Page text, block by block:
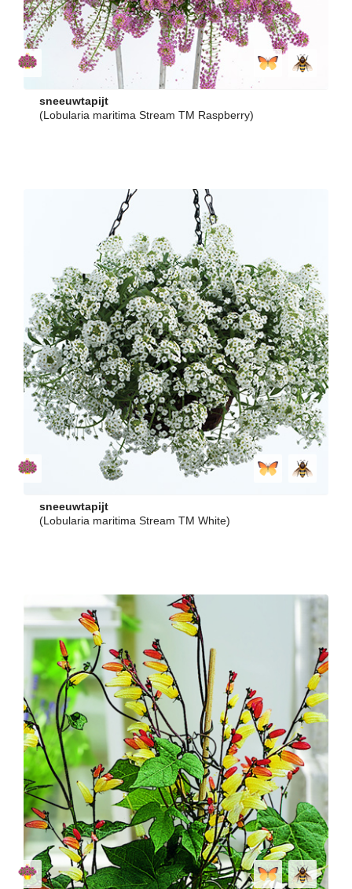
sneeuwtapijt
(Lobularia maritima Stream TM Raspberry)
sneeuwtapijt
(Lobularia maritima Stream TM White)